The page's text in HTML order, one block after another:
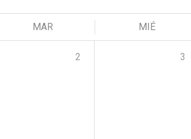
MAR MIÉ
2 3